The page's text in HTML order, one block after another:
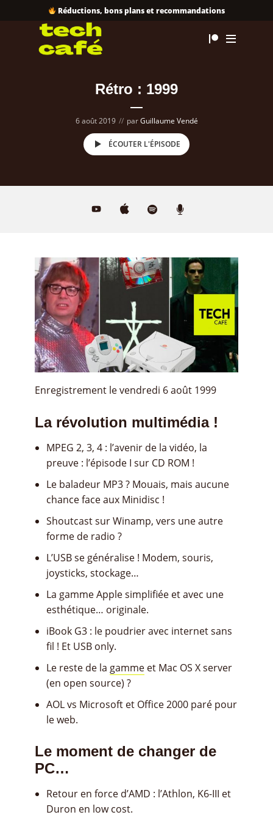
Réductions, bons plans et recommandations
Rétro : 1999
6 août 2019 parGuillaume Vendé
ÉCOUTER L'ÉPISODE
Enregistrement le vendredi 6 août 1999
La révolution multimédia !
MPEG 2, 3, 4 : l’avenir de la vidéo, la
preuve : l’épisode I sur CD ROM !
Le baladeur MP3 ? Mouais, mais aucune
chance face aux Minidisc !
Shoutcast sur Winamp, vers une autre
forme de radio ?
L’USB se généralise ! Modem, souris,
joysticks, stockage…
La gamme Apple simplifiée et avec une
esthétique… originale.
iBook G3 : le poudrier avec internet sans
fil ! Et USB only.
Le reste de la gamme et Mac OS X server
(en open source) ?
AOL vs Microsoft et Office 2000 paré pour
le web.
Le moment de changer de
PC…
Retour en force d’AMD : l’Athlon, K6-III et
Duron en low cost.